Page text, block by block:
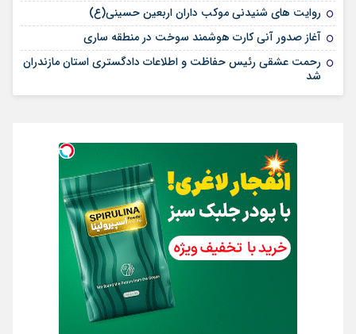
روایت های شنیدنی موکب داران اربعین حسینی(ع)
آغاز صدور آنی کارت هوشمند سوخت در منطقه ساری
رحمت عشقی رئیس حفاظت و اطلاعات دادگستری استان مازندران
شد